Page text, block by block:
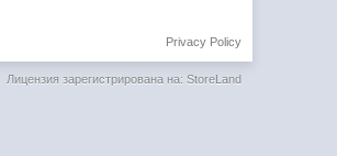
Privacy Policy
Лицензия зарегистрирована на: StoreLand